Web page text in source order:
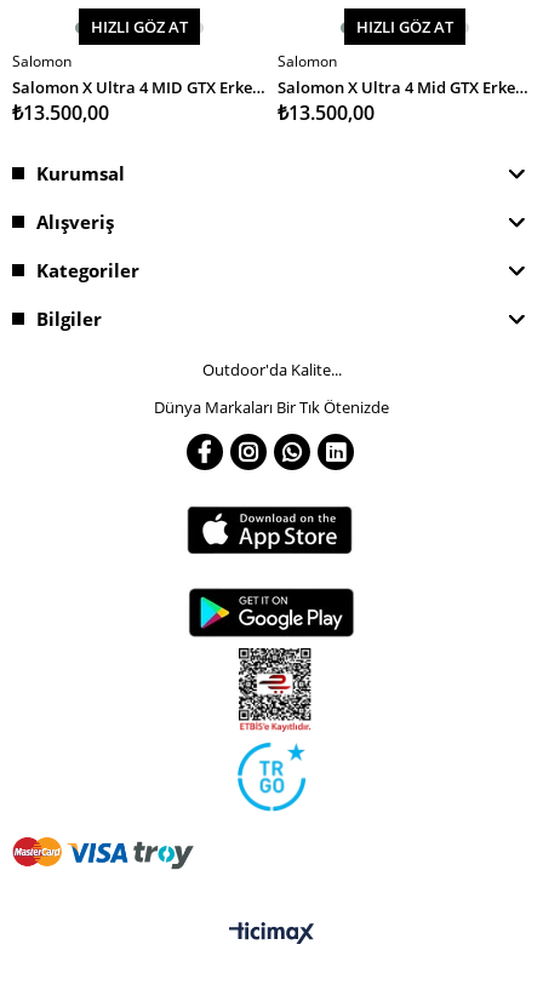
SEPETE EKLE
HIZLI GÖZ AT
Salomon
Salomon X Ultra 4 MID GTX Erkek Bot
₺13.500,00
SEPETE EKLE
HIZLI GÖZ AT
Salomon
Salomon X Ultra 4 Mid GTX Erkek Bot
₺13.500,00
Kurumsal
Alışveriş
Kategoriler
Bilgiler
Outdoor'da Kalite...
Dünya Markaları Bir Tık Ötenizde